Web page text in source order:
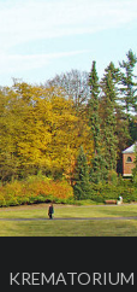
KREMATORIUM